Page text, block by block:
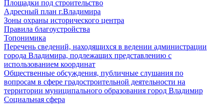
Площадки под строительство
Адресный план г.Владимира
Зоны охраны исторического центра
Правила благоустройства
Топонимика
Перечень сведений, находящихся в ведении администрации
города Владимира, подлежащих представлению с
использованием координат
Общественные обсуждения, публичные слушания по
вопросам в сфере градостроительной деятельности на
территории муниципального образования город Владимир
Социальная сфера